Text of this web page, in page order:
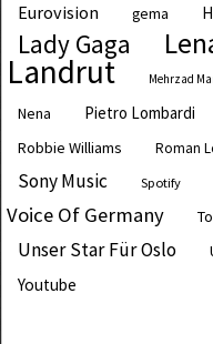
Eurovision gema
Lady Gaga
Landrut Mehrzad
Nena Pietro Lombardi
Robbie Williams Roman
Sony Music Spotify
Voice Of Germany
Unser Star Für Oslo
Youtube